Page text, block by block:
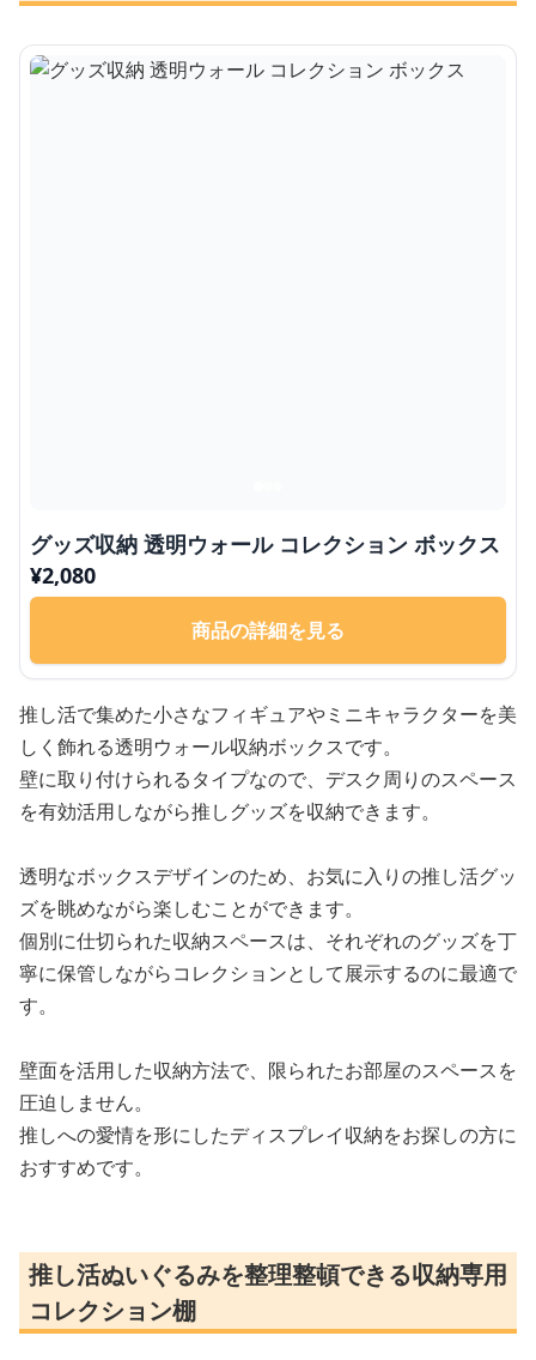
グッズ収納 透明ウォール コレクション ボックス
¥2,080
商品の詳細を見る
推し活で集めた小さなフィギュアやミニキャラクターを美
しく飾れる透明ウォール収納ボックスです。
壁に取り付けられるタイプなので、デスク周りのスペース
を有効活用しながら推しグッズを収納できます。
透明なボックスデザインのため、お気に入りの推し活グッ
ズを眺めながら楽しむことができます。
個別に仕切られた収納スペースは、それぞれのグッズを丁
寧に保管しながらコレクションとして展示するのに最適で
す。
壁面を活用した収納方法で、限られたお部屋のスペースを
圧迫しません。
推しへの愛情を形にしたディスプレイ収納をお探しの方に
おすすめです。
推し活ぬいぐるみを整理整頓できる収納専用
コレクション棚